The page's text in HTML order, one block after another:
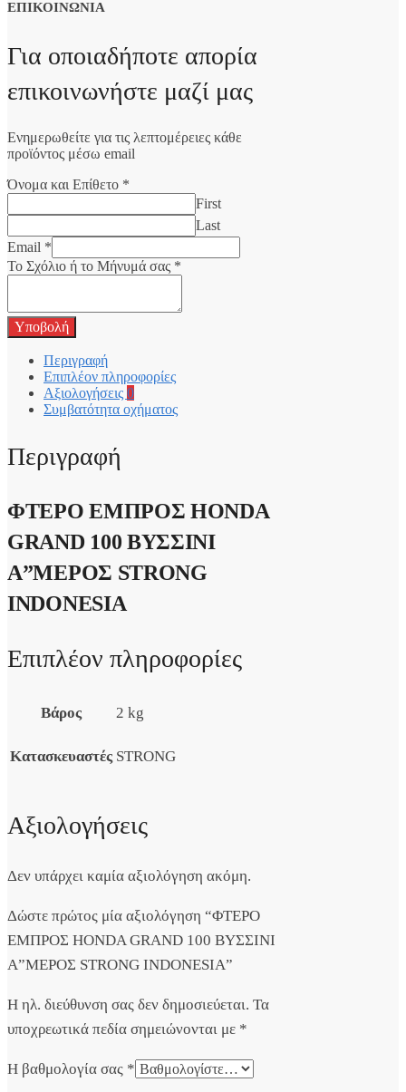
ΕΠΙΚΟΙΝΩΝΙΑ
Για οποιαδήποτε απορία
επικοινωνήστε μαζί μας
Ενημερωθείτε για τις λεπτομέρειες κάθε
προϊόντος μέσω email
Όνομα και Επίθετο *
First
Last
Email *
Το Σχόλιο ή το Μήνυμά σας *
Υποβολή
Περιγραφή
Επιπλέον πληροφορίες
Αξιολογήσεις 0
Συμβατότητα οχήματος
Περιγραφή
ΦΤΕΡΟ ΕΜΠΡΟΣ HONDA
GRAND 100 ΒΥΣΣΙΝΙ
A”ΜΕΡΟΣ STRONG
INDONESIA
Επιπλέον πληροφορίες
Βάρος 2 kg
Κατασκευαστές STRONG
Αξιολογήσεις
Δεν υπάρχει καμία αξιολόγηση ακόμη.
Δώστε πρώτος μία αξιολόγηση “ΦΤΕΡΟ
ΕΜΠΡΟΣ HONDA GRAND 100 ΒΥΣΣΙΝΙ
A”ΜΕΡΟΣ STRONG INDONESIA”
Η ηλ. διεύθυνση σας δεν δημοσιεύεται. Τα
υποχρεωτικά πεδία σημειώνονται με *
Η βαθμολογία σας *